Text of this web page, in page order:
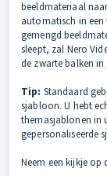
beeldmateriaal
automatisch in
gemengd
sleept, zal Nero
de zwarte balken
Tip: Standaard
sjabloon. U hebt
themasjablonen in
gepersonaliseerde
Neem een kijkje op